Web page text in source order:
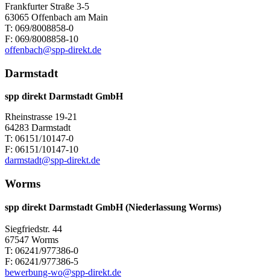
Frankfurter Straße 3-5
63065 Offenbach am Main
T: 069/8008858-0
F: 069/8008858-10
offenbach@spp-direkt.de
Darmstadt
spp direkt Darmstadt GmbH
Rheinstrasse 19-21
64283 Darmstadt
T: 06151/10147-0
F: 06151/10147-10
darmstadt@spp-direkt.de
Worms
spp direkt Darmstadt GmbH (Niederlassung Worms)
Siegfriedstr. 44
67547 Worms
T: 06241/977386-0
F: 06241/977386-5
bewerbung-wo@spp-direkt.de